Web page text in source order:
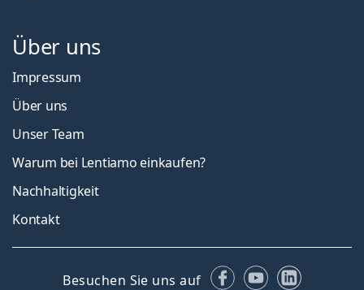
Über uns
Impressum
Über uns
Unser Team
Warum bei Lentiamo einkaufen?
Nachhaltigkeit
Kontakt
Besuchen Sie uns auf Facebook
YouTubeLinkedIn